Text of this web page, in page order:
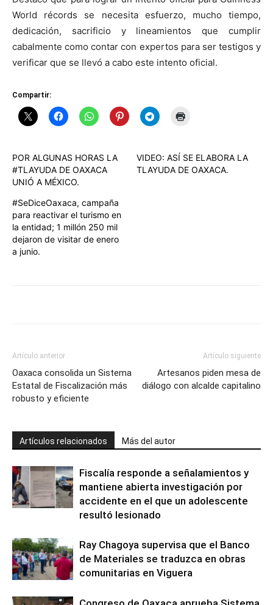
World récords se necesita esfuerzo, mucho tiempo,
dedicación, sacrificio y lineamientos que cumplir
cabalmente como contar con expertos para ser testigos y
verificar que se llevó a cabo este intento oficial.
Compartir:
POR ALGUNAS HORAS LA
#TLAYUDA DE OAXACA
UNIÓ A MÉXICO.
VIDEO: ASÍ SE ELABORA LA
TLAYUDA DE OAXACA.
#SeDiceOaxaca, campaña
para reactivar el turismo en
la entidad; 1 millón 250 mil
dejaron de visitar de enero
a junio.
Artículo anterior
Oaxaca consolida un Sistema
Estatal de Fiscalización más
robusto y eficiente
Artículo siguiente
Artesanos piden mesa de
diálogo con alcalde capitalino
Artículos relacionados Más del autor
Fiscalía responde a señalamientos y
mantiene abierta investigación por
accidente en el que un adolescente
resultó lesionado
Ray Chagoya supervisa que el Banco
de Materiales se traduzca en obras
comunitarias en Viguera